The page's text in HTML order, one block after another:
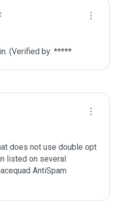
(Verified by: *****
does not use double opt
listed on several
AntiSpam